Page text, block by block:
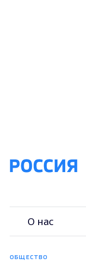
О нас
ОБЩЕСТВО